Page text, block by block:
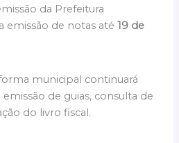
da Prefeitura
emissão de notas até19 de
municipal continuará
de guias, consulta de
do livro fiscal.